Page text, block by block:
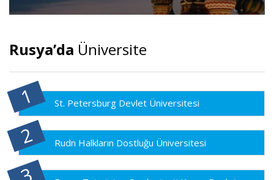
Rusya’da Üniversite
St. Petersburg Devlet Üniversitesi
Rudn Halkların Dostluğu Üniversitesi